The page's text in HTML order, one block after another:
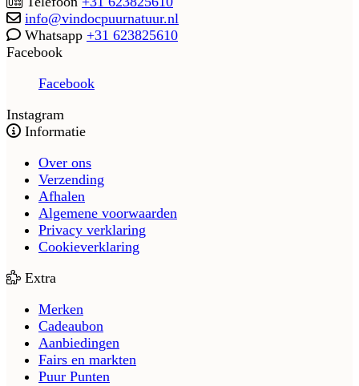
info@vindocpuurnatuur.nl
Whatsapp +31 623825610
Facebook
Facebook
Instagram
Informatie
Over ons
Verzending
Afhalen
Algemene voorwaarden
Privacy verklaring
Cookieverklaring
Extra
Merken
Cadeaubon
Aanbiedingen
Fairs en markten
Puur Punten